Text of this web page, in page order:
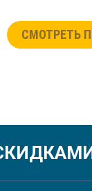
СМОТРЕТЬ